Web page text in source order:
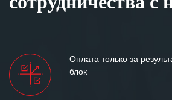
Оплата только за
блок